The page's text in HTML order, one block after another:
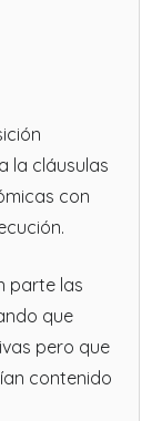
la cláusulas
con
parte las
que
pero que
contenido